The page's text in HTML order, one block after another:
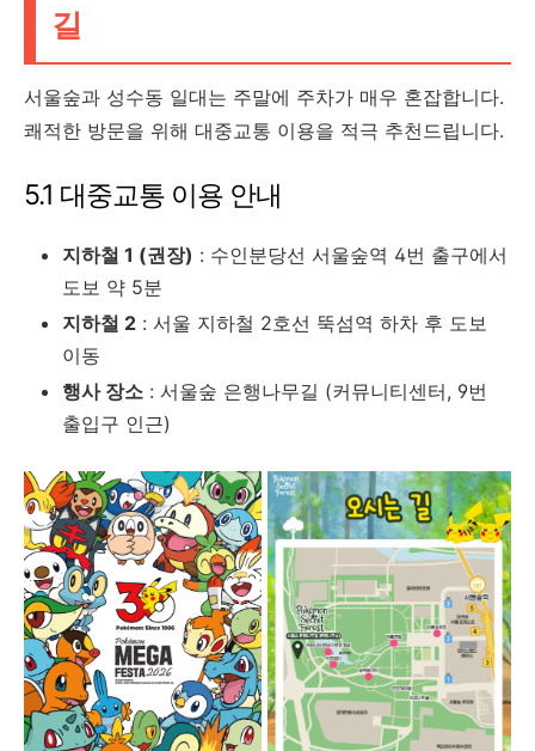
길
서울숲과 성수동 일대는 주말에 주차가 매우 혼잡합니다.
쾌적한 방문을 위해 대중교통 이용을 적극 추천드립니다.
5.1 대중교통 이용 안내
지하철 1 (권장) : 수인분당선 서울숲역 4번 출구에서
도보 약 5분
지하철 2 : 서울 지하철 2호선 뚝섬역 하차 후 도보
이동
행사 장소 : 서울숲 은행나무길 (커뮤니티센터, 9번
출입구 인근)